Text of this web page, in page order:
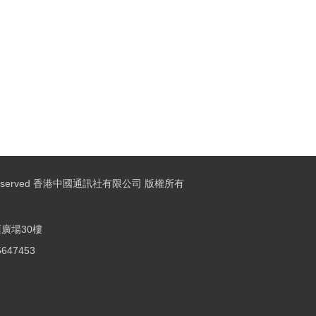
香港中國通訊社有限公司 版權所有
場30樓